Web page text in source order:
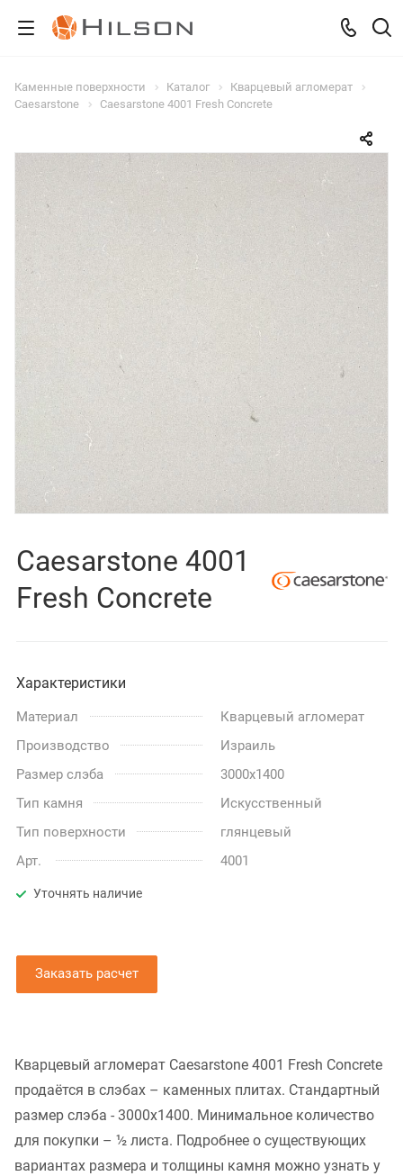
Каменные поверхности Каталог
Кварцевый агломерат
Caesarstone
Caesarstone 4001 Fresh Concrete
Caesarstone 4001
Fresh Concrete
Характеристики
Материал
Кварцевый агломерат
Производство
Израиль
Размер слэба
3000x1400
Тип камня
Искусственный
Тип поверхности
глянцевый
Арт.
4001
Уточнять наличие
Заказать расчет
Кварцевый агломерат Caesarstone 4001 Fresh Concrete
продаётся в слэбах – каменных плитах. Стандартный
размер слэба - 3000x1400. Минимальное количество
для покупки – ½ листа. Подробнее о существующих
вариантах размера и толщины камня можно узнать у